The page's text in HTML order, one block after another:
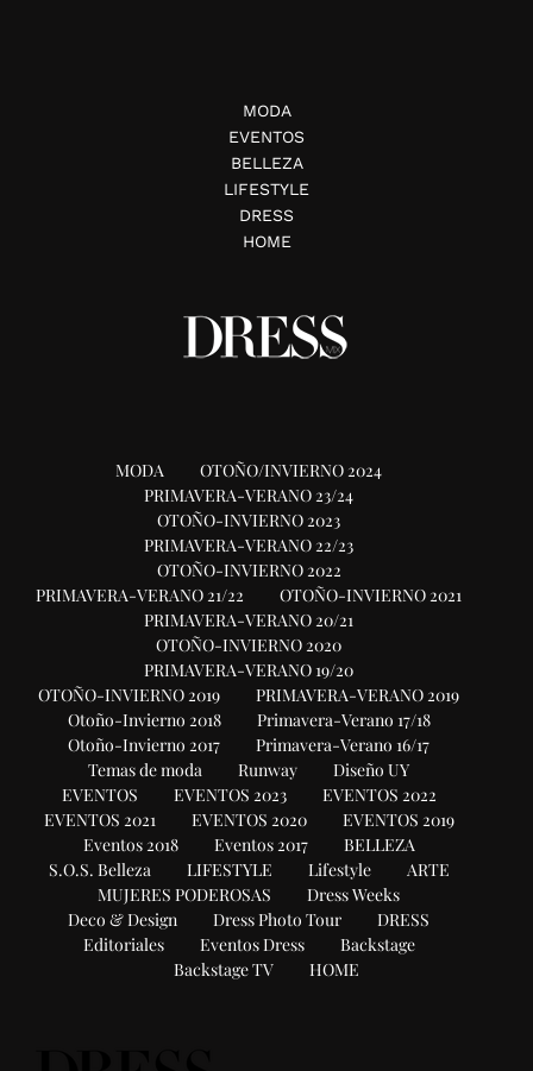
MODA
EVENTOS
BELLEZA
LIFESTYLE
DRESS
HOME
MODA
OTOÑO/INVIERNO 2024
PRIMAVERA-VERANO 23/24
OTOÑO-INVIERNO 2023
PRIMAVERA-VERANO 22/23
OTOÑO-INVIERNO 2022
PRIMAVERA-VERANO 21/22
OTOÑO-INVIERNO 2021
PRIMAVERA-VERANO 20/21
OTOÑO-INVIERNO 2020
PRIMAVERA-VERANO 19/20
OTOÑO-INVIERNO 2019
PRIMAVERA-VERANO 2019
Otoño-Invierno 2018
Primavera-Verano 17/18
Otoño-Invierno 2017
Primavera-Verano 16/17
Temas de moda
Runway
Diseño UY
EVENTOS
EVENTOS 2023
EVENTOS 2022
EVENTOS 2021
EVENTOS 2020
EVENTOS 2019
Eventos 2018
Eventos 2017
BELLEZA
S.O.S. Belleza
LIFESTYLE Lifestyle
ARTE
MUJERES PODEROSAS
Dress Weeks
Deco & Design
Dress Photo Tour
DRESS
Editoriales
Eventos Dress
Backstage
Backstage TV
HOME